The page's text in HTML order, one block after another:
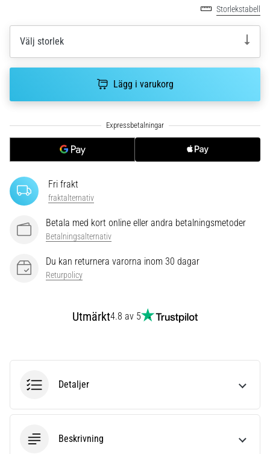
Hur
utförs
det
korrekt,
Löparknä:
Orsaker,
behandling
och
förebyggande
åtgärder
Löparknä,
är
mycket
hälsoproblem
löpare
Storlekstabell
Välj storlek
Lägg i varukorg
Fri frakt
fraktalternativ
Betala med kort online eller andra betalningsmetoder
Betalningsalternativ
Du kan returnera varorna inom 30 dagar
Returpolicy
Utmärkt4.8 av 5
Detaljer
Beskrivning